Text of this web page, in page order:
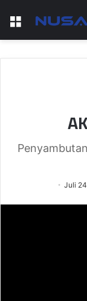
Menu
Juli